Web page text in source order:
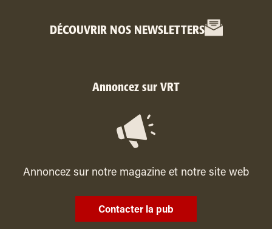
DÉCOUVRIR NOS NEWSLETTERS
Annoncez sur VRT
Annoncez sur notre magazine et notre site web
Contacter la pub